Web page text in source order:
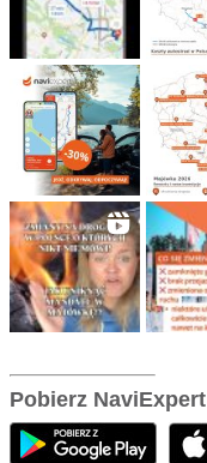
Pobierz NaviExpert